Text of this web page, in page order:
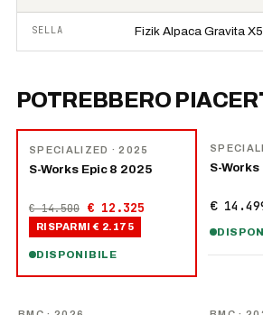
SELLA Fizik Alpaca Gravita
POTREBBERO
SPECIALIZED · 2025
S-Works Epic 8 2025
€ 14.500 € 12.325
RISPARMI € 2.175
DISPONIBILE
S-
€